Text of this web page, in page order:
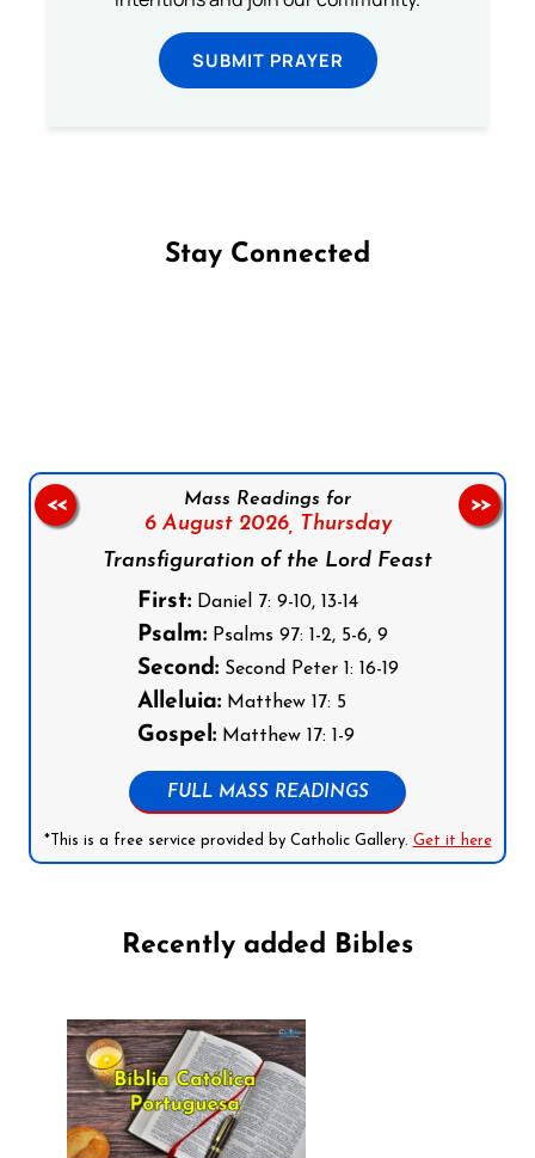
SUBMIT PRAYER
Stay Connected
Mass Readings for
6 August 2026,
Thursday
Transfiguration of the Lord Feast
First:Daniel 7: 9-10, 13-14
Psalm:Psalms 97: 1-2, 5-6, 9
Second:Second Peter 1: 16-19
Alleluia:Matthew 17: 5
Gospel:Matthew 17: 1-9
FULL MASS READINGS
*This is a free service provided by Catholic Gallery. Get it here
<< >>
Recently added Bibles